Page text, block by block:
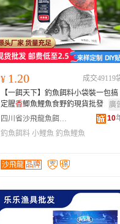
¥ 1.20
成交49119
【一餌天下】釣魚餌料小袋裝一包搞
定腥香鯽魚鯉魚食野釣現貨批發
廣
四川省沙飛龍魚餌有限公司
10
釣魚餌料 小鯉魚 釣魚鯉魚
沙飛龍 品牌